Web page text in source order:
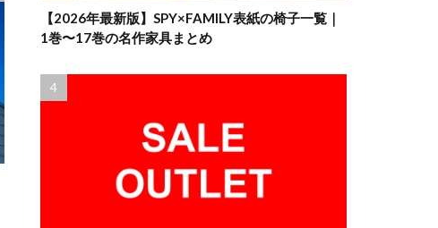
【2026年最新版】SPY×FAMILY表紙の椅子一覧｜
1巻〜17巻の名作家具まとめ